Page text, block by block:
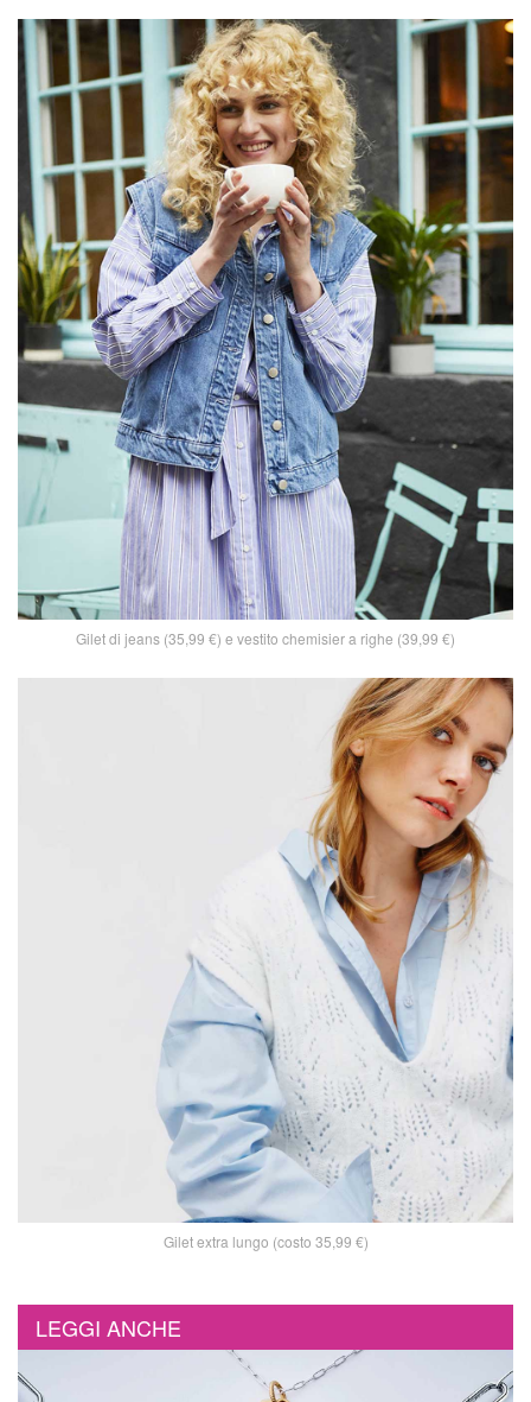
Gilet di jeans (35,99 €) e vestito chemisier a righe (39,99 €)
Gilet extra lungo (costo 35,99 €)
LEGGI ANCHE